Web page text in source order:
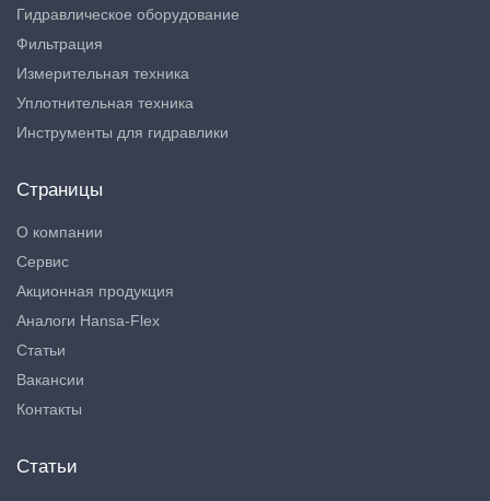
Гидравлическое оборудование
Фильтрация
Измерительная техника
Уплотнительная техника
Инструменты для гидравлики
Страницы
О компании
Сервис
Акционная продукция
Аналоги Hansa-Flex
Статьи
Вакансии
Контакты
Статьи